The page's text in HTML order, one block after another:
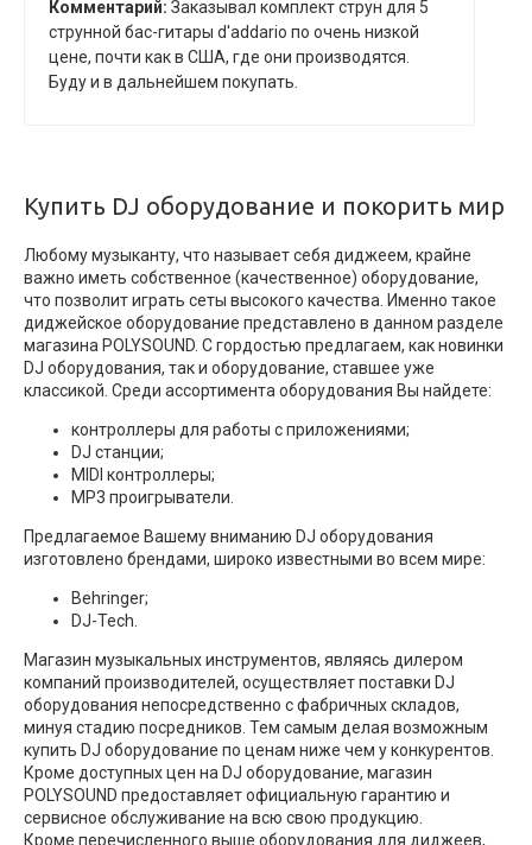
Комментарий: Заказывал комплект струн для 5
струнной бас-гитары d'addario по очень низкой
цене, почти как в США, где они производятся.
Буду и в дальнейшем покупать.
Купить DJ оборудование и покорить мир
Любому музыканту, что называет себя диджеем, крайне
важно иметь собственное (качественное) оборудование,
что позволит играть сеты высокого качества. Именно такое
диджейское оборудование представлено в данном разделе
магазина POLYSOUND. С гордостью предлагаем, как новинки
DJ оборудования, так и оборудование, ставшее уже
классикой. Среди ассортимента оборудования Вы найдете:
контроллеры для работы с приложениями;
DJ станции;
MIDI контроллеры;
МР3 проигрыватели.
Предлагаемое Вашему вниманию DJ оборудования
изготовлено брендами, широко известными во всем мире:
Behringer;
DJ-Tech.
Магазин музыкальных инструментов, являясь дилером
компаний производителей, осуществляет поставки DJ
оборудования непосредственно с фабричных складов,
минуя стадию посредников. Тем самым делая возможным
купить DJ оборудование по ценам ниже чем у конкурентов.
Кроме доступных цен на DJ оборудование, магазин
POLYSOUND предоставляет официальную гарантию и
сервисное обслуживание на всю свою продукцию.
Кроме перечисленного выше оборудования для диджеев,